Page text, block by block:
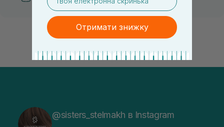
@sisters_stelmakh в Instagram
Отримати знижку